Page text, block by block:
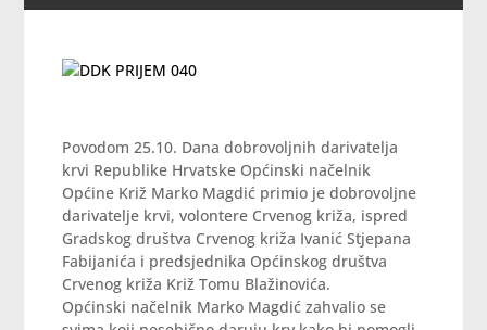
Povodom 25.10. Dana dobrovoljnih darivatelja
krvi Republike Hrvatske Općinski načelnik
Općine Križ Marko Magdić primio je dobrovoljne
darivatelje krvi, volontere Crvenog križa, ispred
Gradskog društva Crvenog križa Ivanić Stjepana
Fabijanića i predsjednika Općinskog društva
Crvenog križa Križ Tomu Blažinovića.
Općinski načelnik Marko Magdić zahvalio se